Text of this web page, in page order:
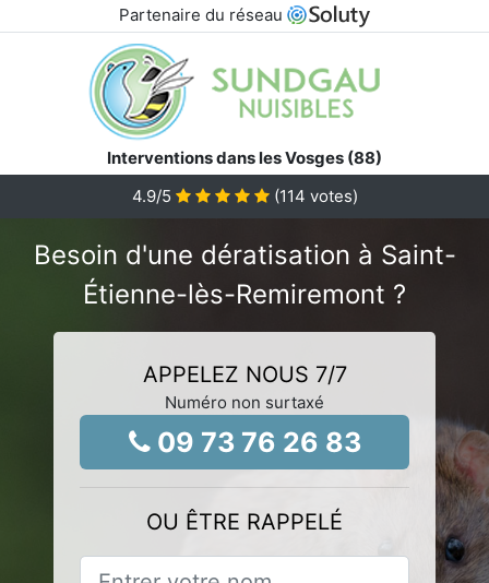
Partenaire du réseau
Interventions dans les Vosges (88)
4.9/5 (114 votes)
Besoin d'une dératisation à Saint-
Étienne-lès-Remiremont ?
APPELEZ NOUS 7/7
Numéro non surtaxé
09 73 76 26 83
OU ÊTRE RAPPELÉ